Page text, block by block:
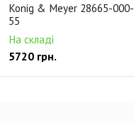
Konig & Meyer 28665-000-
55
На складі
5720 грн.